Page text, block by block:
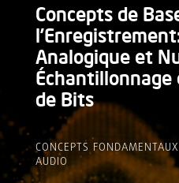
Concepts de
Analogique et
de Bits
CONCEPTS
AUDIO